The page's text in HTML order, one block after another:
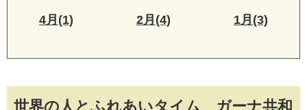
世界の人とふれあいタイム ガーナ共和
4月(1) 2月(4) 1月(3)